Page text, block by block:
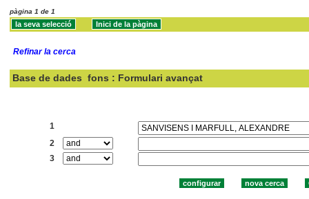
pàgina 1 de 1
Refinar la cerca
Base de dades fons : Formulari avançat
1
2
3